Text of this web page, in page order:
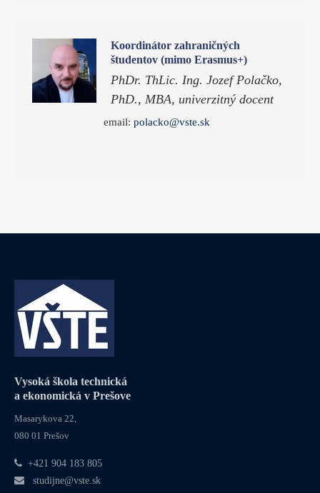
Koordinátor zahraničných
študentov (mimo Erasmus+)
PhDr. ThLic. Ing. Jozef Polačko,
PhD., MBA, univerzitný docent
email:polacko@vste.sk
Vysoká škola technická
a ekonomická v Prešove
Masarykova 22,
080 01 Prešov
+421 904 183 805
studijne@vste.sk